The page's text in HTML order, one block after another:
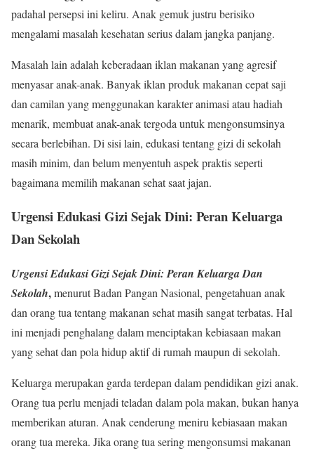
padahal persepsi ini keliru. Anak gemuk justru berisiko
mengalami masalah kesehatan serius dalam jangka panjang.
Masalah lain adalah keberadaan iklan makanan yang agresif
menyasar anak-anak. Banyak iklan produk makanan cepat saji
dan camilan yang menggunakan karakter animasi atau hadiah
menarik, membuat anak-anak tergoda untuk mengonsumsinya
secara berlebihan. Di sisi lain, edukasi tentang gizi di sekolah
masih minim, dan belum menyentuh aspek praktis seperti
bagaimana memilih makanan sehat saat jajan.
Urgensi Edukasi Gizi Sejak Dini: Peran Keluarga
Dan Sekolah
Urgensi Edukasi Gizi Sejak Dini: Peran Keluarga Dan
Sekolah,menurut Badan Pangan Nasional, pengetahuan anak
dan orang tua tentang makanan sehat masih sangat terbatas. Hal
ini menjadi penghalang dalam menciptakan kebiasaan makan
yang sehat dan pola hidup aktif di rumah maupun di sekolah.
Keluarga merupakan garda terdepan dalam pendidikan gizi anak.
Orang tua perlu menjadi teladan dalam pola makan, bukan hanya
memberikan aturan. Anak cenderung meniru kebiasaan makan
orang tua mereka. Jika orang tua sering mengonsumsi makanan